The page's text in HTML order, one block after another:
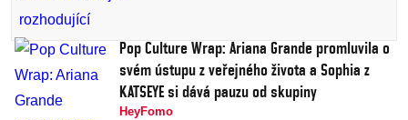
Pop Culture Wrap: Ariana Grande promluvila o
svém ústupu z veřejného života a Sophia z
KATSEYE si dává pauzu od skupiny
HeyFomo